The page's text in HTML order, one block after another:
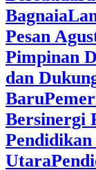
Bagnaia
Pesan
Pimpinan
dan
Baru
Bersinergi
Utara